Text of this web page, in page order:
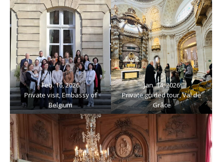
Feb. 16, 2026
Private visit, Embassy of
Belgium
Jan. 14, 2026
Private guided tour, Val de
Grâce